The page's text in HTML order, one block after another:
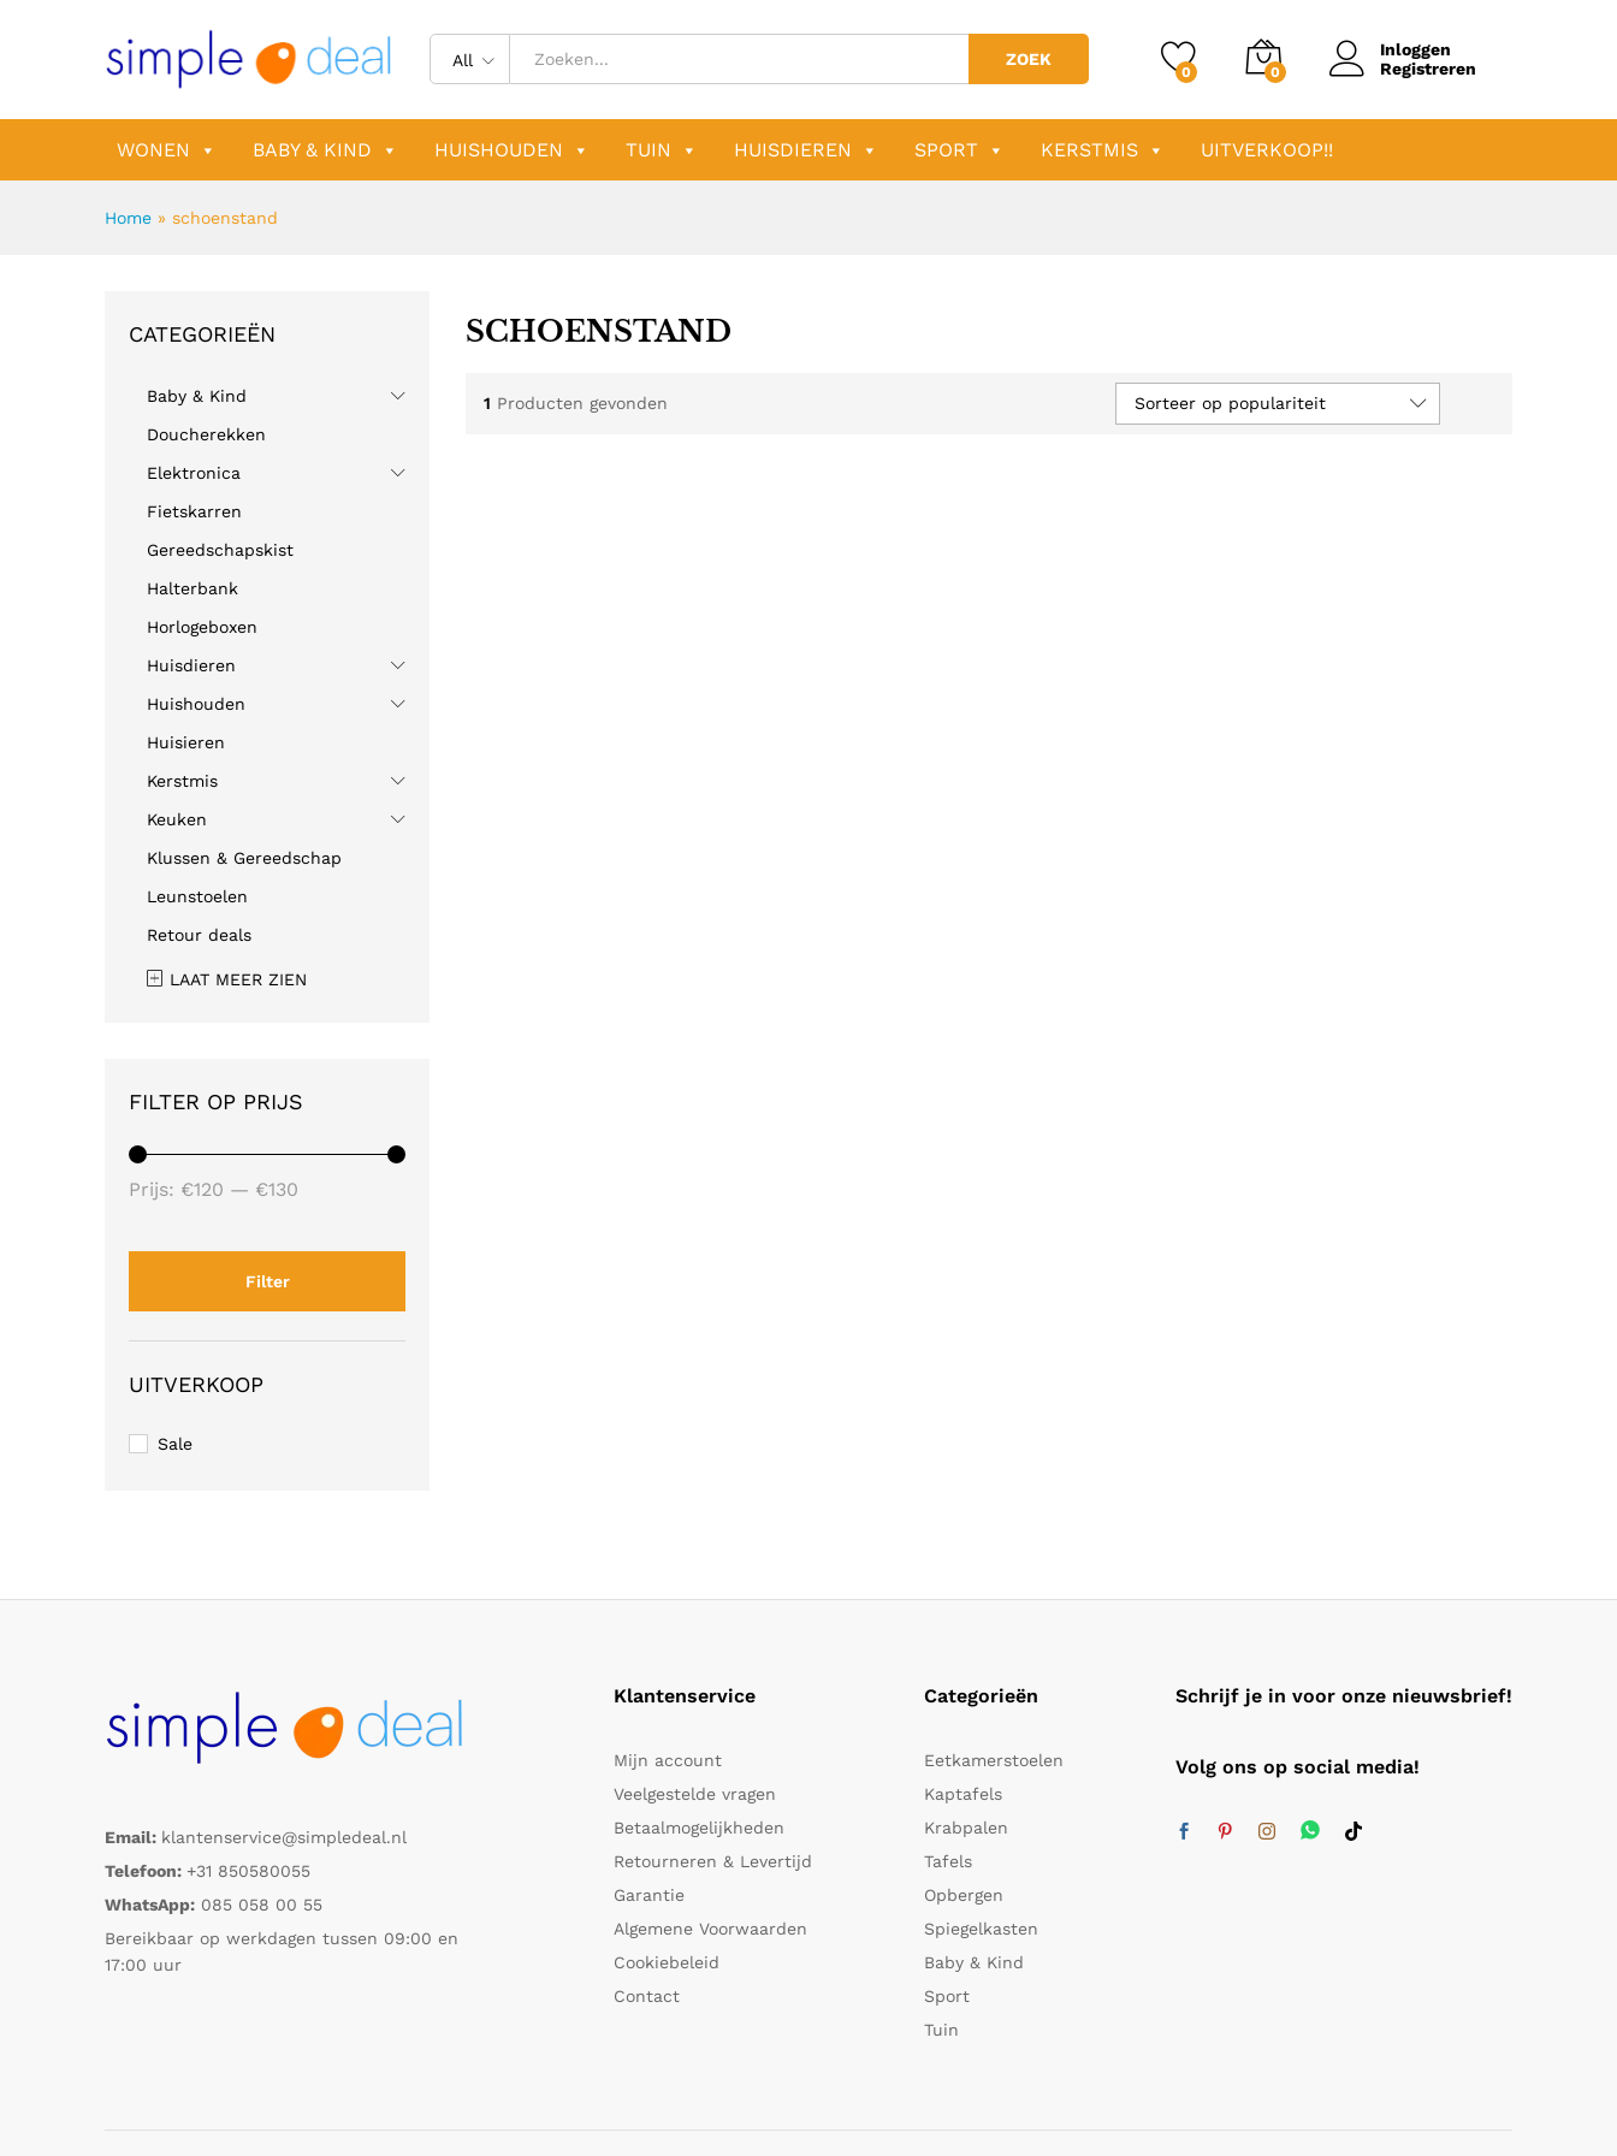
All ZOEK
0 0
Inloggen
Registreren
WONEN BABY & KIND HUISHOUDEN TUIN HUISDIEREN SPORT KERSTMIS UITVERKOOP!!
Home » schoenstand
SCHOENSTAND
1 Producten gevonden Sorteer op populariteit
CATEGORIEËN
Baby & Kind
Doucherekken
Elektronica
Fietskarren
Gereedschapskist
Halterbank
Horlogeboxen
Huisdieren
Huishouden
Huisieren
Kerstmis
Keuken
Klussen & Gereedschap
Leunstoelen
Retour deals
LAAT MEER ZIEN
FILTER OP PRIJS
Filter
Prijs: €120 — €130
UITVERKOOP
Sale
Email: klantenservice@simpledeal.nl
Telefoon: +31 850580055
WhatsApp: 085 058 00 55
Bereikbaar op werkdagen tussen 09:00 en
17:00 uur
Klantenservice
Mijn account
Veelgestelde vragen
Betaalmogelijkheden
Retourneren & Levertijd
Garantie
Algemene Voorwaarden
Cookiebeleid
Contact
Categorieën
Eetkamerstoelen
Kaptafels
Krabpalen
Tafels
Opbergen
Spiegelkasten
Baby & Kind
Sport
Tuin
Schrijf je in voor onze nieuwsbrief!
Volg ons op social media!